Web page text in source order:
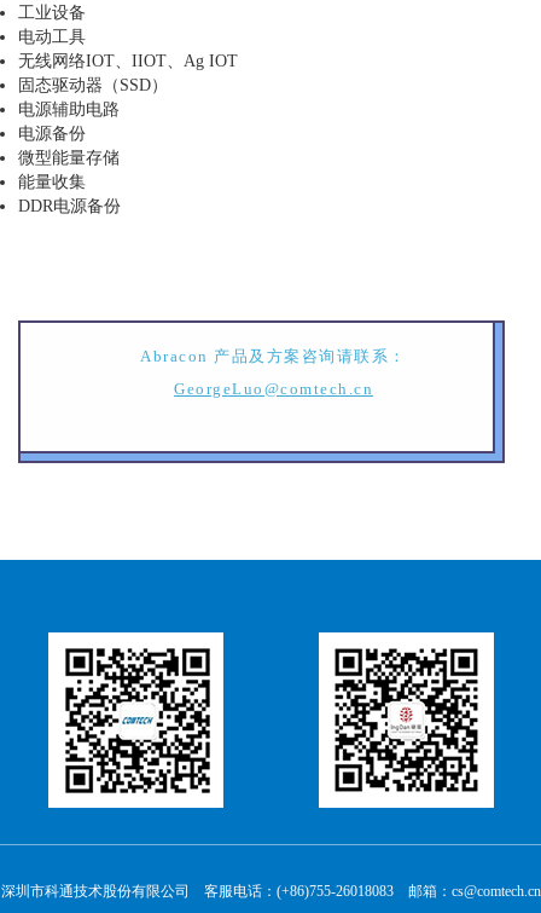
工业设备
电动工具
无线网络IOT、IIOT、Ag IOT
固态驱动器（SSD）
电源辅助电路
电源备份
微型能量存储
能量收集
DDR电源备份
Abracon 产品及方案咨询请联系：
GeorgeLuo@comtech.cn
深圳市科通技术股份有限公司 客服电话：(+86)755-26018083 邮箱：cs@comtech.cn